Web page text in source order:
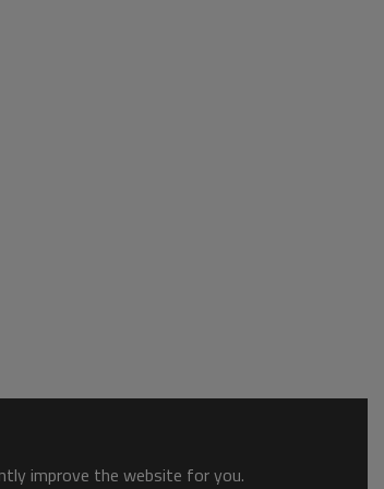
improve the website for you.